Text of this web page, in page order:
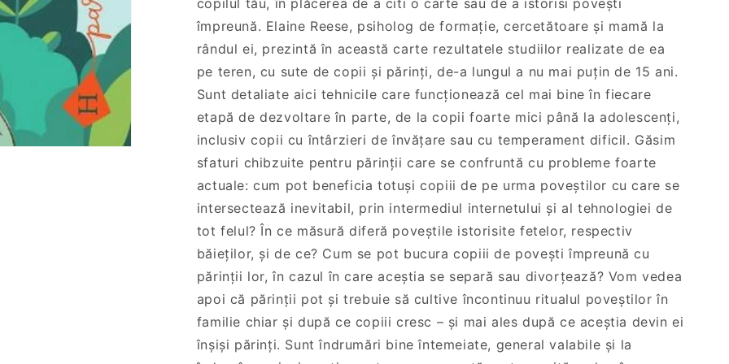
în
puterea
cuvintelor
în
puterea
cuvintelor
copilul tău, în plăcerea de a citi o carte sau de a istorisi povești
împreună. Elaine Reese, psiholog de formație, cercetătoare și mamă la
rândul ei, prezintă în această carte rezultatele studiilor realizate de ea
pe teren, cu sute de copii și părinți, de-a lungul a nu mai puțin de 15 ani.
Sunt detaliate aici tehnicile care funcționează cel mai bine în fiecare
etapă de dezvoltare în parte, de la copii foarte mici până la adolescenți,
inclusiv copii cu întârzieri de învățare sau cu temperament dificil. Găsim
sfaturi chibzuite pentru părinții care se confruntă cu probleme foarte
actuale: cum pot beneficia totuși copiii de pe urma poveștilor cu care se
intersectează inevitabil, prin intermediul internetului și al tehnologiei de
tot felul? În ce măsură diferă poveștile istorisite fetelor, respectiv
băieților, și de ce? Cum se pot bucura copiii de povești împreună cu
părinții lor, în cazul în care aceștia se separă sau divorțează? Vom vedea
apoi că părinții pot și trebuie să cultive încontinuu ritualul poveștilor în
familie chiar și după ce copiii cresc – și mai ales după ce aceștia devin ei
înșiși părinți. Sunt îndrumări bine întemeiate, general valabile și la